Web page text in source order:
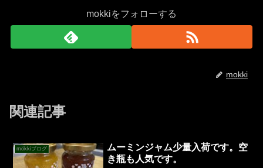
mokkiをフォローする
mokki
関連記事
mökkiブログ
ムーミンジャム少量入荷です。空
き瓶も人気です。